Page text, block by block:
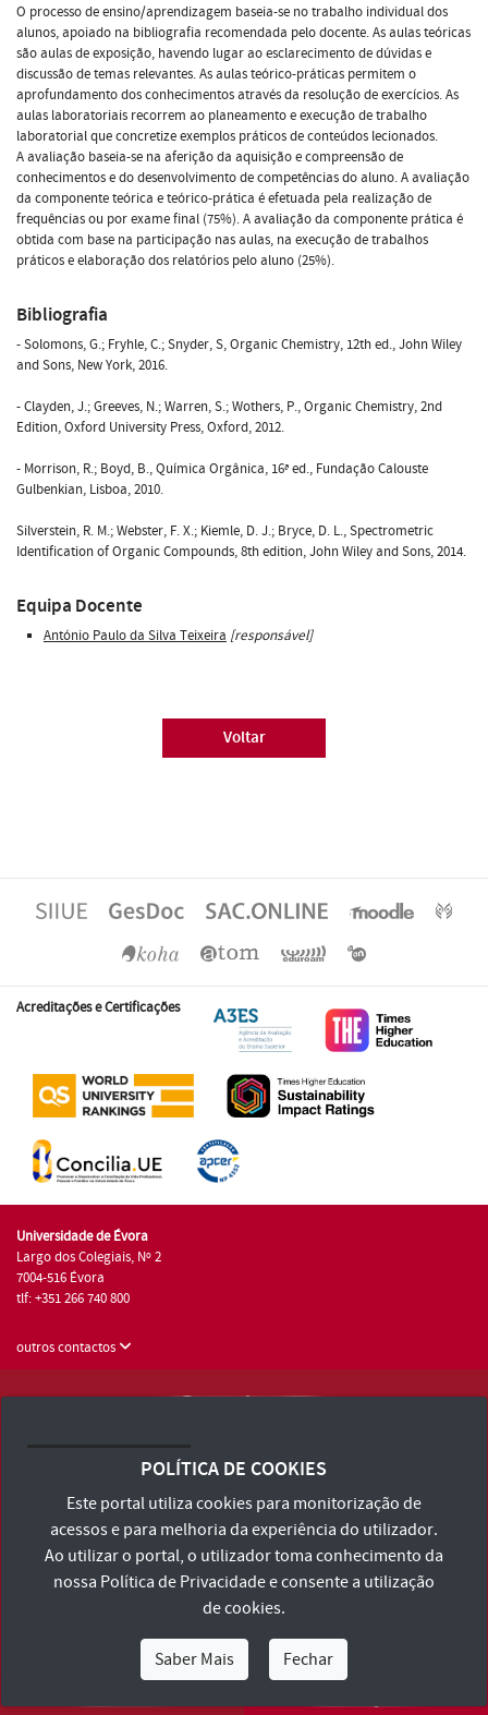
O processo de ensino/aprendizagem baseia-se no trabalho individual dos
alunos, apoiado na bibliografia recomendada pelo docente. As aulas teóricas
são aulas de exposição, havendo lugar ao esclarecimento de dúvidas e
discussão de temas relevantes. As aulas teórico-práticas permitem o
aprofundamento dos conhecimentos através da resolução de exercícios. As
aulas laboratoriais recorrem ao planeamento e execução de trabalho
laboratorial que concretize exemplos práticos de conteúdos lecionados.
A avaliação baseia-se na aferição da aquisição e compreensão de
conhecimentos e do desenvolvimento de competências do aluno. A avaliação
da componente teórica e teórico-prática é efetuada pela realização de
frequências ou por exame final (75%). A avaliação da componente prática é
obtida com base na participação nas aulas, na execução de trabalhos
práticos e elaboração dos relatórios pelo aluno (25%).
Bibliografia
- Solomons, G.; Fryhle, C.; Snyder, S, Organic Chemistry, 12th ed., John Wiley
and Sons, New York, 2016.
- Clayden, J.; Greeves, N.; Warren, S.; Wothers, P., Organic Chemistry, 2nd
Edition, Oxford University Press, Oxford, 2012.
- Morrison, R.; Boyd, B., Química Orgânica, 16ª ed., Fundação Calouste
Gulbenkian, Lisboa, 2010.
Silverstein, R. M.; Webster, F. X.; Kiemle, D. J.; Bryce, D. L., Spectrometric
Identification of Organic Compounds, 8th edition, John Wiley and Sons, 2014.
Equipa Docente
António Paulo da Silva Teixeira [responsável]
Voltar
Acreditações e Certificações
Universidade de Évora
Largo dos Colegiais, Nº 2
7004-516 Évora
tlf: +351 266 740 800
outros contactos
Consulte os Termos e Condições e Política de Privacidade
Declaração de Acessibilidade
POLÍTICA DE COOKIES
Este portal utiliza cookies para monitorização de
acessos e para melhoria da experiência do utilizador.
Ao utilizar o portal, o utilizador toma conhecimento da
nossa Política de Privacidadee consente a utilização
de cookies.
Saber Mais Fechar